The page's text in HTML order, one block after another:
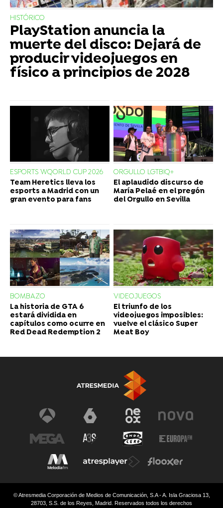
HISTÓRICO
PlayStation anuncia la
muerte del disco: Dejará de
producir videojuegos en
físico a principios de 2028
ESPORTS WQORLD CUP 2026
Team Heretics lleva los
esports a Madrid con un
gran evento para fans
ORGULLO LGTBIQ+
El aplaudido discurso de
María Pelaé en el pregón
del Orgullo en Sevilla
BOMBAZO
La historia de GTA 6
estará dividida en
capítulos como ocurre en
Red Dead Redemption 2
VIDEOJUEGOS
El triunfo de los
videojuegos imposibles:
vuelve el clásico Super
Meat Boy
© Atresmedia Corporación de Medios de Comunicación, S.A - A. Isla Graciosa 13,
28703, S.S. de los Reyes, Madrid. Reservados todos los derechos